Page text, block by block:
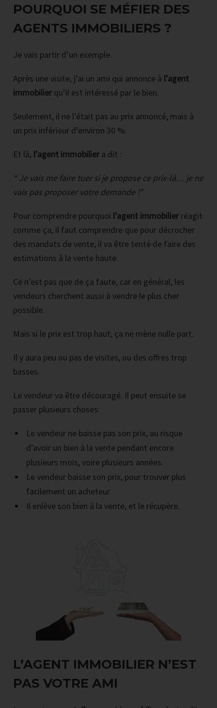
POURQUOI SE MÉFIER DES
AGENTS IMMOBILIERS ?
Je vais partir d’un exemple.
Après une visite, j’ai un ami qui annonce à l’agent
immobilier qu’il est intéressé par le bien.
Seulement, il ne l’était pas au prix annoncé, mais à
un prix inférieur d’environ 30 %.
Et là, l’agent immobilier a dit :
“ Je vais me faire tuer si je propose ce prix-là… je ne
vais pas proposer votre demande !”
Pour comprendre pourquoi l’agent immobilier réagit
comme ça, il faut comprendre que pour décrocher
des mandats de vente, il va être tenté de faire des
estimations à la vente haute.
Ce n’est pas que de ça faute, car en général, les
vendeurs cherchent aussi à vendre le plus cher
possible.
Mais si le prix est trop haut, ça ne mène nulle part.
Il y aura peu ou pas de visites, ou des offres trop
basses.
Le vendeur va être découragé. Il peut ensuite se
passer plusieurs choses:
Le vendeur ne baisse pas son prix, au risque
d’avoir un bien à la vente pendant encore
plusieurs mois, voire plusieurs années.
Le vendeur baisse son prix, pour trouver plus
facilement un acheteur
Il enlève son bien à la vente, et le récupère.
L’AGENT IMMOBILIER N’EST
PAS VOTRE AMI